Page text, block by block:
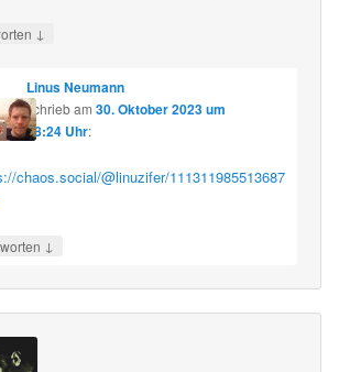
↓
Linus Neumann
schriebam 30. Oktober 2023 um
08:24 Uhr:
chaos.social/@linuzifer/111311985513687
↓